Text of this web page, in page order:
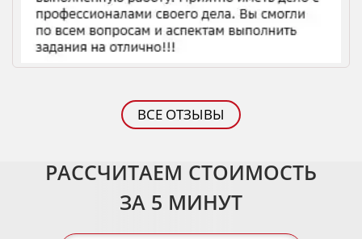
ВСЕ ОТЗЫВЫ
РАССЧИТАЕМ СТОИМОСТЬ
ЗА 5 МИНУТ